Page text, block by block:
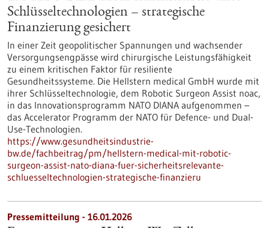
Schlüsseltechnologien – strategische
Finanzierung gesichert
In einer Zeit geopolitischer Spannungen und wachsender
Versorgungsengpässe wird chirurgische Leistungsfähigkeit
zu einem kritischen Faktor für resiliente
Gesundheitssysteme. Die Hellstern medical GmbH wurde mit
ihrer Schlüsseltechnologie, dem Robotic Surgeon Assist noac,
in das Innovationsprogramm NATO DIANA aufgenommen –
das Accelerator Programm der NATO für Defence- und Dual-
Use-Technologien.
https://www.gesundheitsindustrie-
bw.de/fachbeitrag/pm/hellstern-medical-mit-robotic-
surgeon-assist-nato-diana-fuer-sicherheitsrelevante-
schluesseltechnologien-strategische-finanzieru
Pressemitteilung - 16.01.2026